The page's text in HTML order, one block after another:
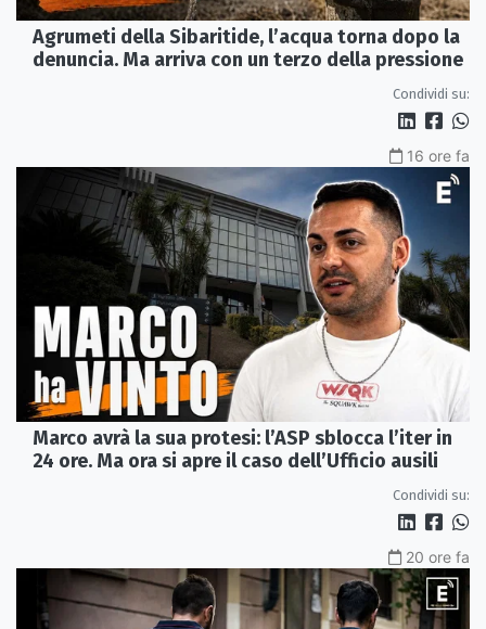
Agrumeti della Sibaritide, l’acqua torna dopo la
denuncia. Ma arriva con un terzo della pressione
Condividi su:
16 ore fa
Marco avrà la sua protesi: l’ASP sblocca l’iter in
24 ore. Ma ora si apre il caso dell’Ufficio ausili
Condividi su:
20 ore fa